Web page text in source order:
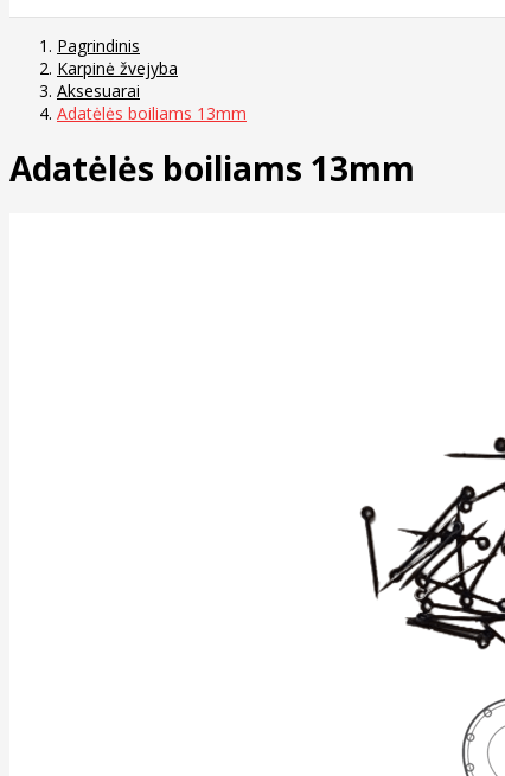
Pagrindinis
Karpinė žvejyba
Aksesuarai
Adatėlės boiliams 13mm
Adatėlės boiliams 13mm